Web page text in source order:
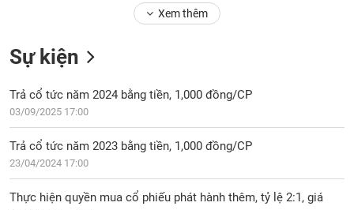
Tài
Phân
tích
thuật
Hồ
sơ
Xem thêm
Sự kiện
Trả cổ tức năm 2024 bằng tiền, 1,000 đồng/CP
03/09/2025 17:00
Trả cổ tức năm 2023 bằng tiền, 1,000 đồng/CP
23/04/2024 17:00
Thực hiện quyền mua cổ phiếu phát hành thêm, tỷ lệ 2:1, giá
NĂNG
LƯỢNG
VẬT